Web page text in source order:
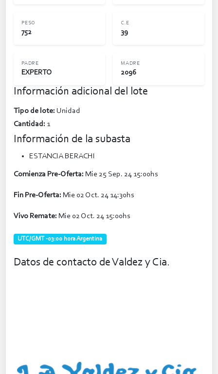
PESO
752
C.E
39
PADRE
EXPERTO
MADRE
2096
Información adicional del lote
Tipo de lote: Unidad
Cantidad: 1
Información de la subasta
ESTANCIA BERACHI
Comienza Pre-Oferta: Mie 25 Sep. 24 15:00hs
Fin Pre-Oferta: Mie 02 Oct. 24 14:30hs
Vivo Remate: Mie 02 Oct. 24 15:00hs
UTC/GMT -03:00 hora Argentina
Datos de contacto de Valdez y Cia.